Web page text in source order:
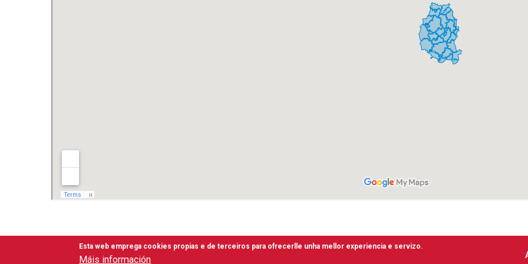
Esta web emprega cookies propias e de terceiros para ofrecerlle unha mellor experiencia e servizo.
Máis información